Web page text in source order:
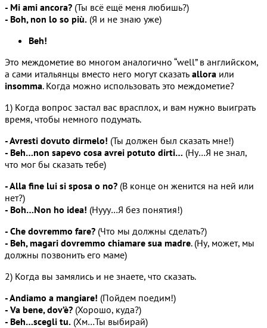
- Mi ami ancora? (Ты всё ещё меня любишь?)
- Boh, non lo so più. (Я и не знаю уже)
Beh!
Это междометие во многом аналогично “well” в английском,
а сами итальянцы вместо него могут сказать allora или
insomma. Когда можно использовать это междометие?
1) Когда вопрос застал вас врасплох, и вам нужно выиграть
время, чтобы немного подумать.
- Avresti dovuto dirmelo! (Ты должен был сказать мне!)
- Beh…non sapevo cosa avrei potuto dirti… (Ну…Я не знал,
что мог бы сказать тебе)
- Alla fine lui si sposa o no? (В конце он женится на ней или
нет?)
- Boh…Non ho idea! (Нууу…Я без понятия!)
- Che dovremmo fare? (Что мы должны сделать?)
- Beh, magari dovremmo chiamare sua madre. (Ну, может, мы
должны позвонить его маме)
2) Когда вы замялись и не знаете, что сказать.
- Andiamo a mangiare! (Пойдем поедим!)
- Va bene, dov’è? (Хорошо, куда?)
- Beh…scegli tu. (Хм…Ты выбирай)